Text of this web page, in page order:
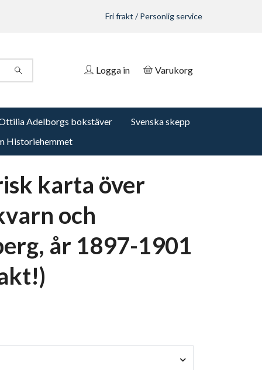
Fri frakt / Personlig service
Logga in Varukorg
Adelborgs bokstäver
Svenska skepp
Historiehemmet
karta över
och
år 1897-1901